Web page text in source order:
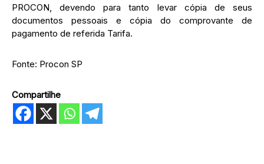
PROCON, devendo para tanto levar cópia de seus
documentos pessoais e cópia do comprovante de
pagamento de referida Tarifa.
Fonte: Procon SP
Compartilhe